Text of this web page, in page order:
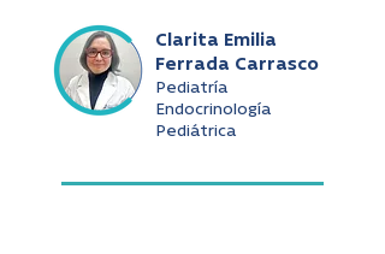
Clarita Emilia
Ferrada Carrasco
Pediatría
Endocrinología
Pediátrica